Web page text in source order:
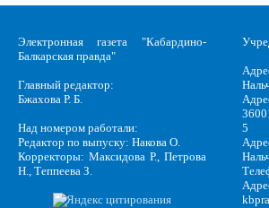
Электронная газета "Кабардино-
Балкарская правда"
Главный редактор:
Бжахова Р. Б.
Над номером работали:
Редактор по выпуску: Накова О.
Корректоры: Максидова Р., Петрова
Н., Теппеева З.
5